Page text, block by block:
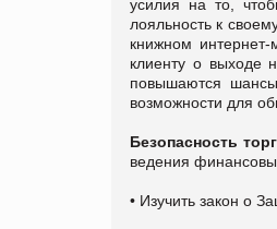
усилия на то,
лояльность к
книжном
клиенту о выходе
повышаются
возможности для
Безопасность
ведения
• Изучить закон о